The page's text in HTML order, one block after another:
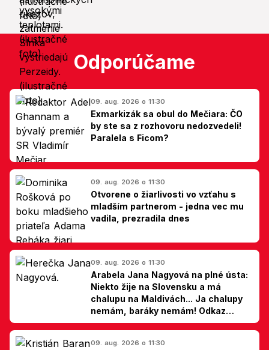
Odporúčame
09. aug. 2026 o 11:30
Exmarkizák sa obul do Mečiara: ČO
by ste sa z rozhovoru nedozvedeli!
Paralela s Ficom?
09. aug. 2026 o 11:30
Otvorene o žiarlivosti vo vzťahu s
mladším partnerom - jedna vec mu
vadila, prezradila dnes
09. aug. 2026 o 11:30
Arabela Jana Nagyová na plné ústa:
Niekto žije na Slovensku a má
chalupu na Maldivách... Ja chalupy
nemám, baráky nemám! Odkaz
Slovákom
09. aug. 2026 o 11:30